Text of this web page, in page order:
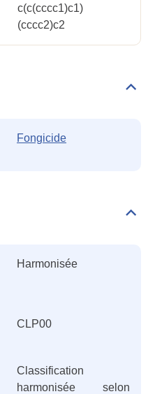
c(c(cccc1)c1)
(cccc2)c2
Fongicide
Harmonisée
CLP00
Classification
harmonisée selon